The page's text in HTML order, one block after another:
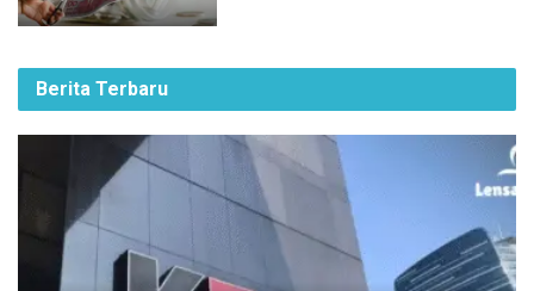
Berita Terbaru